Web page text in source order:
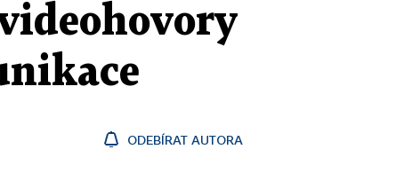
ODEBÍRAT AUTORA